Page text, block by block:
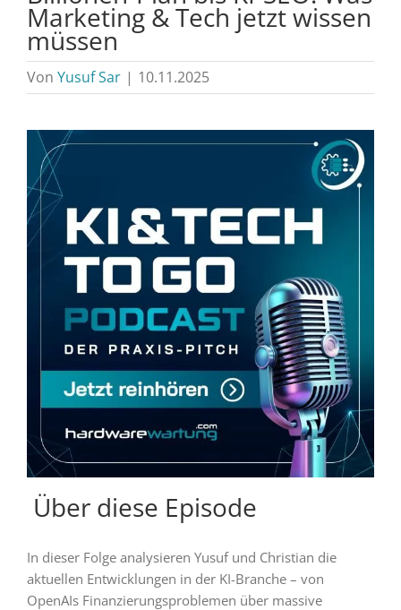
Marketing & Tech jetzt wissen
müssen
Von Yusuf Sar | 10.11.2025
️ Über diese Episode
In dieser Folge analysieren Yusuf und Christian die
aktuellen Entwicklungen in der KI-Branche – von
OpenAIs Finanzierungsproblemen über massive